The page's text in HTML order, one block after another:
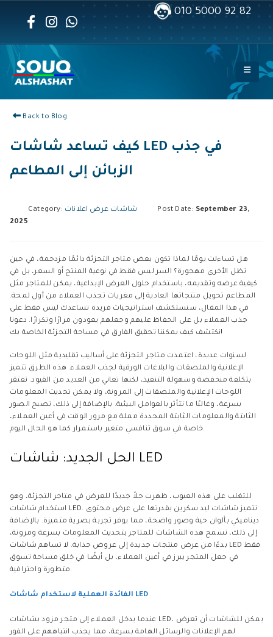
010 5000 92 82
Back to Blog
كيف تساعد شاشات LED في جذب
الزبائن إلى المطاعم
Category: شاشات عرض اعلانات Post Date: September 23,
2025
هل تساءلت يومًا لماذا تكون بعض متاجر التجزئة دائمًا مزدحمة، في حين
تظل الأخرى مهجورة؟ السر ليس فقط في نوعية المنتج أو السعر، بل في
كيفية عرضه وتقديمه، باستخدام حلول العرض الإبداعية، يمكن للمتاجر مثل
المطاعم تحويل منتجاتها العادية إلى مغريات تجذب العملاء من أول لمحة.
في هذا المقال، سنستكشف استراتيجيات فريدة تساعدك ليس فقط على
جذب العملاء بل على الحفاظ عليهم وجعلهم يعودون مرارًا وتكرارًا. دعونا
نكتشف كيف يمكننا تحقيق الفارق في مساحة التجزئة الخاصة بك!
لسنوات عديدة، اعتمدت متاجر التجزئة على أساليب تقليدية مثل اللوحات
الإعلانية والملصقات والبلاغات الورقية لجذب العملاء. هذه الطرق تتميز
بتكلفة منخفضة وسهولة التنفيذ، لكنها تعاني من العديد من القيود. تفتقر
اللوحات الإعلانية والملصقات إلى المرونة، ولا يمكن تحديث المعلومات
بسرعة، وغالبًا ما تتأثر بالعوامل البيئية. بالإضافة إلى ذلك، تصبح الصور
الثابتة والمعلومات الثابتة المحددة مملة مع مرور الوقت في أعين العملاء،
خاصة في سوق تنافسي متغير باستمرار كما هو الحال اليوم.
الحل الجديد: شاشات LED
للتغلب على هذه العيوب، ظهرت حلاً جديدًا للعرض في متاجر التجزئة، وهو
استخدام شاشات LED. تتميز شاشات ليد سكرين بقدرتها على عرض محتوى
ديناميكي بألوان حية وصور واضحة، مما يوفر تجربة بصرية متميزة. بالإضافة
إلى ذلك، تسمح هذه الشاشات للمتاجر بتحديث المعلومات بسرعة ومرونة،
بدءًا من عرض منتجات جديدة إلى عروض جذابة. لا تساهم شاشات LED فقط
في جعل المتجر يبرز في أعين العملاء، بل أيضًا في خلق مساحة تسوق
متطورة واحترافية.
الفائدة العملية لاستخدام شاشات LED
عندما يدخل العملاء إلى متجر مزود بشاشات LED، يمكن للشاشات أن تعرض
لهم الإعلانات والرسائل الهامة بسرعة، مما يجذب انتباههم على الفور